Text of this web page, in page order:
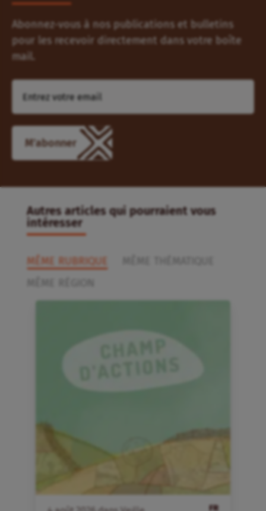
Abonnez-vous à nos publications et bulletins
pour les recevoir directement dans votre boîte
mail.
M'abonner
Autres articles qui pourraient vous
intéresser
MÊME RUBRIQUE
FR